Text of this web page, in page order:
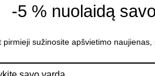
-5 % nuolaidą
pirmieji sužinosite apšvietimo